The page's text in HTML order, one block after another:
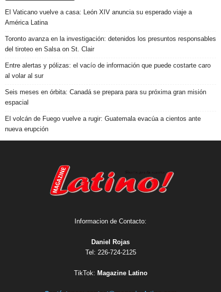
El Vaticano vuelve a casa: León XIV anuncia su esperado viaje a
América Latina
Toronto avanza en la investigación: detenidos los presuntos responsables
del tiroteo en Salsa on St. Clair
Entre alertas y pólizas: el vacío de información que puede costarte caro
al volar al sur
Seis meses en órbita: Canadá se prepara para su próxima gran misión
espacial
El volcán de Fuego vuelve a rugir: Guatemala evacúa a cientos ante
nueva erupción
Informacion de Contacto:
Daniel Rojas
Tel: 226-724-2125
TikTok: Magazine Latino